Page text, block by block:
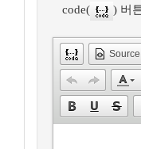
code(
) 버
Source